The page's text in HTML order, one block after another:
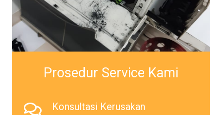
Prosedur Service Kami
Konsultasi Kerusakan